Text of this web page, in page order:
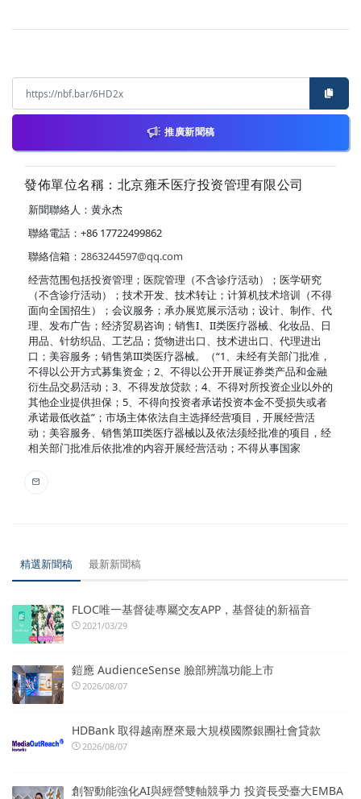
推廣新聞稿
發佈單位名稱：北京雍禾医疗投资管理有限公司
新聞聯絡人：黄永杰
聯絡電話：+86 17722499862
聯絡信箱： 2863244597@qq.com
经营范围包括投资管理；医院管理（不含诊疗活动）；医学研究
（不含诊疗活动）；技术开发、技术转让；计算机技术培训（不得
面向全国招生）；会议服务；承办展览展示活动；设计、制作、代
理、发布广告；经济贸易咨询；销售I、II类医疗器械、化妆品、日
用品、针纺织品、工艺品；货物进出口、技术进出口、代理进出
口；美容服务；销售第III类医疗器械。（“1、未经有关部门批准，
不得以公开方式募集资金；2、不得以公开开展证券类产品和金融
衍生品交易活动；3、不得发放贷款；4、不得对所投资企业以外的
其他企业提供担保；5、不得向投资者承诺投资本金不受损失或者
承诺最低收益”；市场主体依法自主选择经营项目，开展经营活
动；美容服务、销售第III类医疗器械以及依法须经批准的项目，经
相关部门批准后依批准的内容开展经营活动；不得从事国家
精選新聞稿 最新新聞稿
FLOC唯一基督徒專屬交友APP，基督徒的新福音
2021/03/29
鎧應 AudienceSense 臉部辨識功能上市
2026/08/07
HDBank 取得越南歷來最大規模國際銀團社會貸款
2026/08/07
創智動能強化AI與經營雙軸競爭力 投資長受臺大EMBA